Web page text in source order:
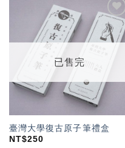
加入
「願
望輕
已售完
臺灣大學復古原子筆禮盒
NT$250